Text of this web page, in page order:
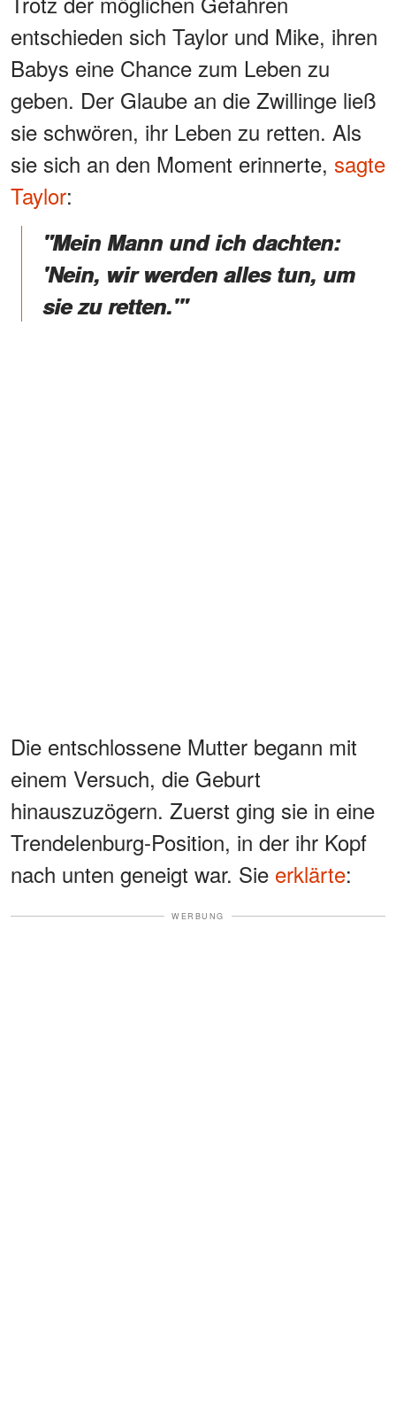
entschieden sich Taylor und Mike, ihren
Babys eine Chance zum Leben zu
geben. Der Glaube an die Zwillinge ließ
sie schwören, ihr Leben zu retten. Als
sie sich an den Moment erinnerte, sagte
Taylor:
"Mein Mann und ich dachten:
'Nein, wir werden alles tun, um
sie zu retten.'"
Die entschlossene Mutter begann mit
einem Versuch, die Geburt
hinauszuzögern. Zuerst ging sie in eine
Trendelenburg-Position, in der ihr Kopf
nach unten geneigt war. Sie erklärte:
WERBUNG